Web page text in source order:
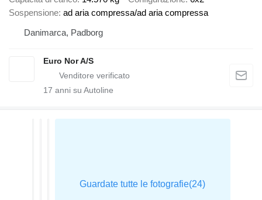
Sospensione ad aria compressa/ad aria compressa
Danimarca, Padborg
Euro Nor A/S
17 anni su Autoline